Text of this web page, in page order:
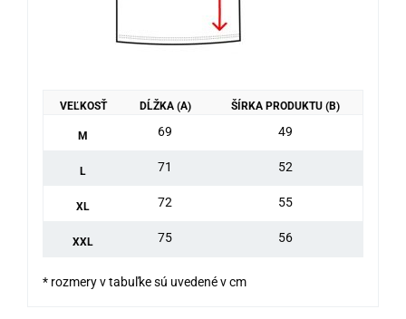
VEĽKOSŤ DĹŽKA (A) ŠÍRKA PRODUKTU (B)
M 69 49
L 71 52
XL 72 55
XXL 75 56
* rozmery v tabuľke sú uvedené v cm